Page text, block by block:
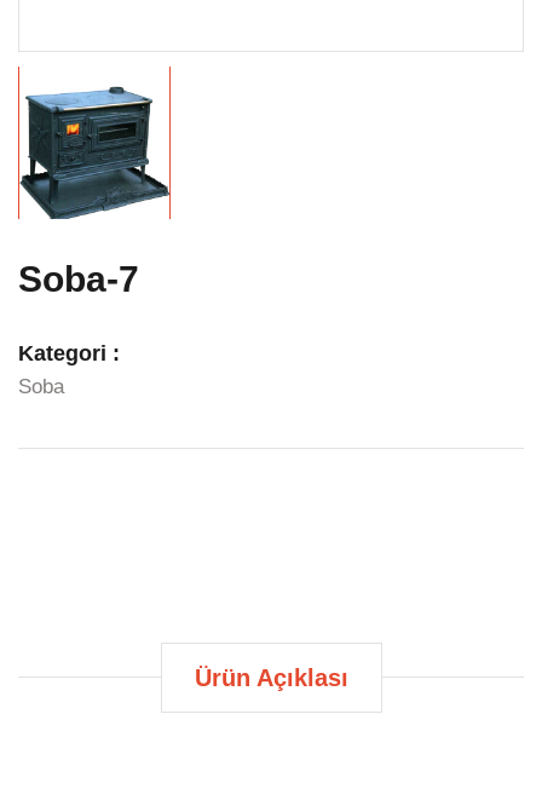
Soba-7
Kategori :
Soba
Ürün Açıklası